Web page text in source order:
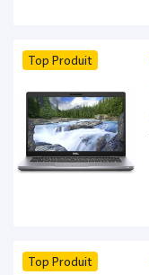
Top Produit
Top Produit